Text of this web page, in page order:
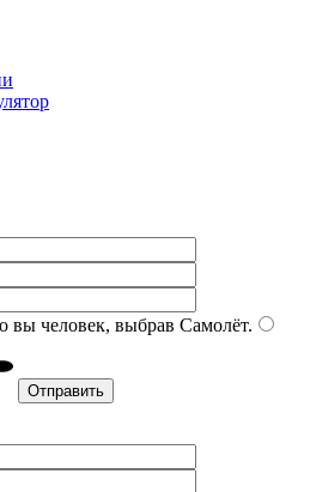
вы человек, выбрав Самолёт.